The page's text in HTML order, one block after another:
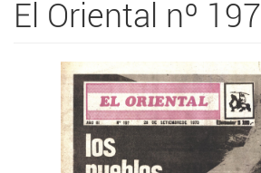
El Oriental nº 197